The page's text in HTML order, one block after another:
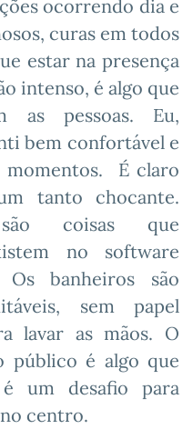
ocorrendo dia e
curas em todos
estar na presença
intenso, é algo que
as pessoas. Eu,
bem confortável e
É claro
tanto chocante.
coisas que
no software
banheiros são
sem papel
lavar as mãos. O
público é algo que
um desafio para
centro.